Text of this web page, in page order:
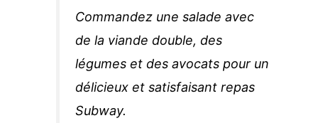
Commandez une salade avec
de la viande double, des
légumes et des avocats pour un
délicieux et satisfaisant repas
Subway.